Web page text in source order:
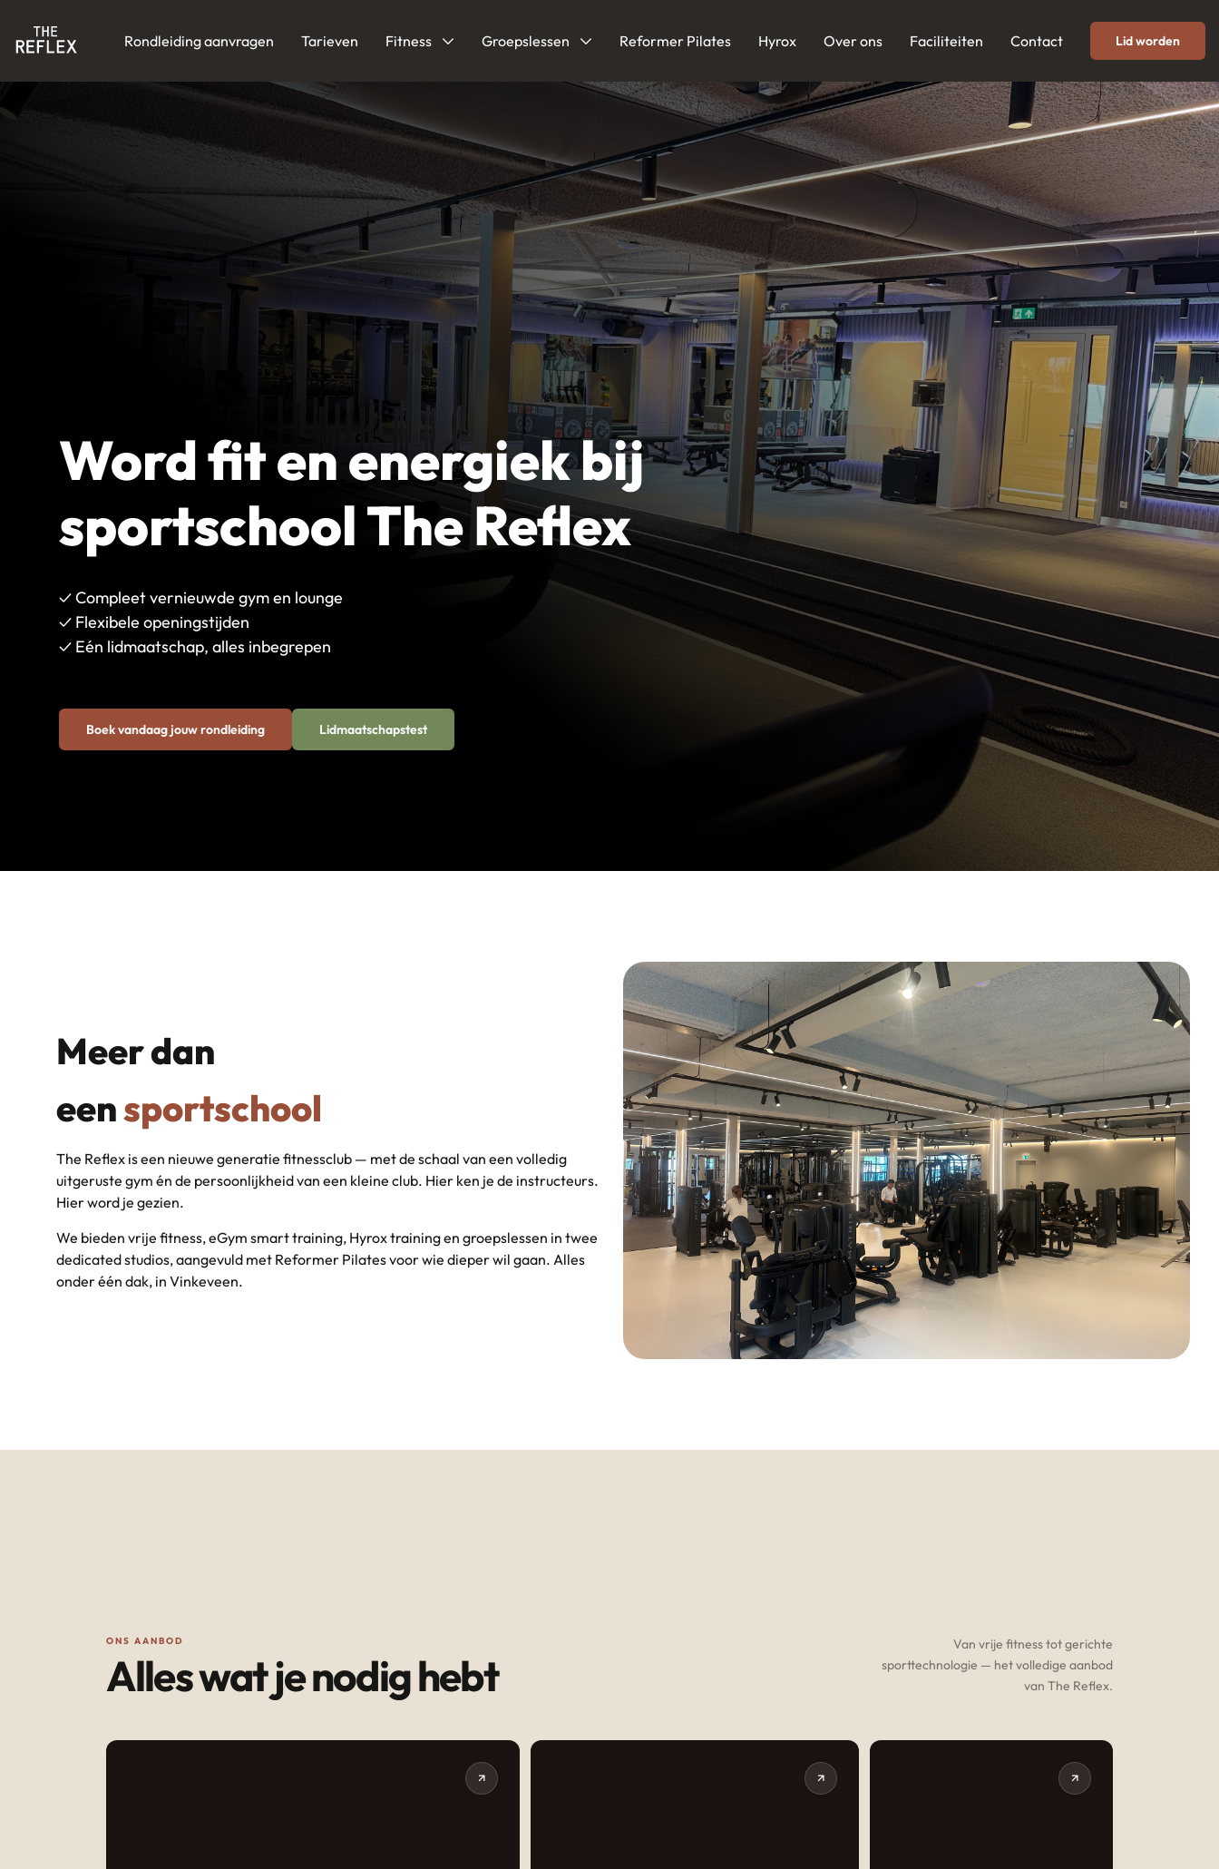
Rondleiding aanvragen Tarieven Fitness Groepslessen Reformer Pilates Hyrox Over ons Faciliteiten Contact Lid worden
Word fit en energiek bij
sportschool The Reflex
✓ Compleet vernieuwde gym en lounge
✓ Flexibele openingstijden
✓ Eén lidmaatschap, alles inbegrepen
Boek vandaag jouw rondleiding Lidmaatschapstest
Meer dan
eensportschool
The Reflex is een nieuwe generatie fitnessclub — met de schaal van een volledig
uitgeruste gym én de persoonlijkheid van een kleine club. Hier ken je de instructeurs.
Hier word je gezien.
We bieden vrije fitness, eGym smart training, Hyrox training en groepslessen in twee
dedicated studios, aangevuld met Reformer Pilates voor wie dieper wil gaan. Alles
onder één dak, in Vinkeveen.
ONS AANBOD
Alles wat je nodig hebt
Van vrije fitness tot gerichte
sporttechnologie — het volledige aanbod
van The Reflex.